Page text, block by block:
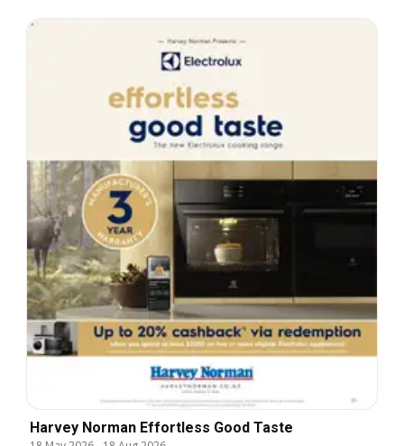
Harvey Norman Effortless Good Taste